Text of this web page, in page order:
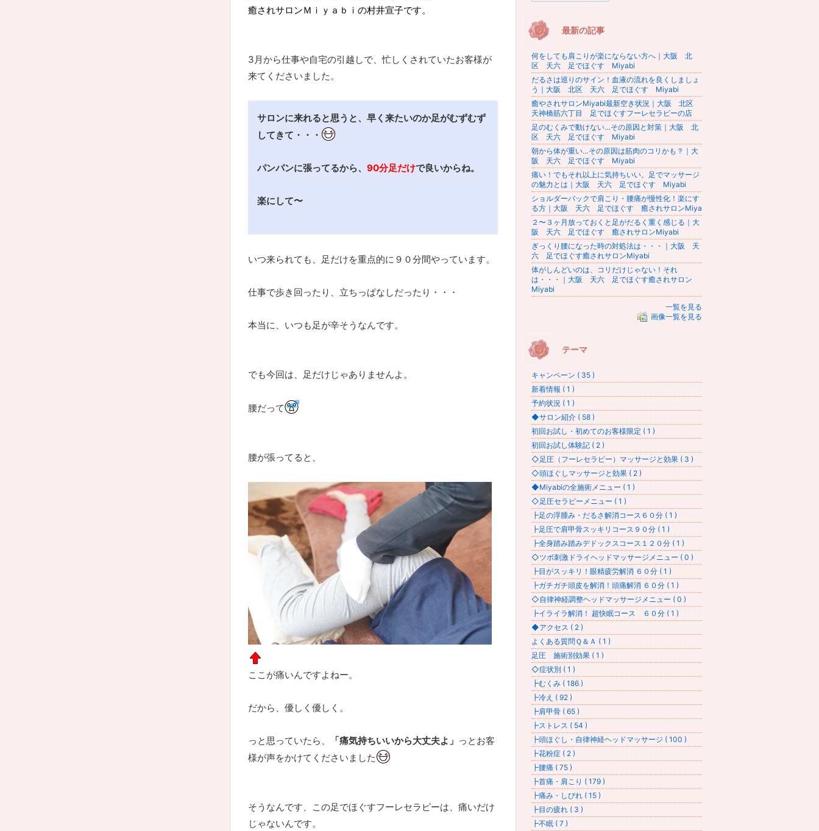
癒されサロンＭｉｙａｂｉの村井宣子です。
3月から仕事や自宅の引越しで、忙しくされていたお客様が
来てくださいました。
サロンに来れると思うと、早く来たいのか足がむずむず
してきて・・・
パンパンに張ってるから、 90分足だけで良いからね。
楽にして〜
いつ来られても、足だけを重点的に９０分間やっています。
仕事で歩き回ったり、立ちっぱなしだったり・・・
本当に、いつも足が辛そうなんです。
でも今回は、足だけじゃありませんよ。
腰だって
腰が張ってると、
ここが痛いんですよねー。
だから、優しく優しく。
っと思っていたら、 「痛気持ちいいから大丈夫よ」 っとお客
様が声をかけてくださいました
そうなんです、この足でほぐすフーレセラピーは、痛いだけ
じゃないんです。
最新の記事
何をしても肩こりが楽にならない方へ｜大阪 北
区 天六 足でほぐす Miyabi
だるさは巡りのサイン！血液の流れを良くしましょ
う｜大阪 北区 天六 足でほぐす Miyabi
癒やされサロンMiyabi最新空き状況｜大阪 北区
天神橋筋六丁目 足でほぐすフーレセラピーの店
足のむくみで動けない…その原因と対策｜大阪 北
区 天六 足でほぐす Miyabi
朝から体が重い…その原因は筋肉のコリかも？｜大
阪 天六 足でほぐす Miyabi
痛い！でもそれ以上に気持ちいい。足でマッサージ
の魅力とは｜大阪 天六 足でほぐす Miyabi
ショルダーバックで肩こり・腰痛が慢性化！楽にす
る方｜大阪 天六 足でほぐす 癒されサロンMiya
２〜３ヶ月放っておくと足がだるく重く感じる｜大
阪 天六 足でほぐす 癒されサロンMiyabi
ぎっくり腰になった時の対処法は・・・｜大阪 天
六 足でほぐす癒されサロンMiyabi
体がしんどいのは、コリだけじゃない！それ
は・・・｜大阪 天六 足でほぐす癒されサロン
Miyabi
一覧を見る
画像一覧を見る
テーマ
キャンペーン ( 35 )
新着情報 ( 1 )
予約状況 ( 1 )
◆サロン紹介 ( 58 )
初回お試し・初めてのお客様限定 ( 1 )
初回お試し体験記 ( 2 )
◇足圧（フーレセラピー）マッサージと効果 ( 3 )
◇頭ほぐしマッサージと効果 ( 2 )
◆Miyabiの全施術メニュー ( 1 )
◇足圧セラピーメニュー ( 1 )
┣足の浮腫み・だるさ解消コース６０分 ( 1 )
┣足圧で肩甲骨スッキリコース９０分 ( 1 )
┣全身踏み踏みデドックスコース１２０分 ( 1 )
◇ツボ刺激ドライヘッドマッサージメニュー ( 0 )
┣目がスッキリ！眼精疲労解消 ６０分 ( 1 )
┣ガチガチ頭皮を解消！頭痛解消 ６０分 ( 1 )
◇自律神経調整ヘッドマッサージメニュー ( 0 )
┣イライラ解消！ 超快眠コース ６０分 ( 1 )
◆アクセス ( 2 )
よくある質問Ｑ＆Ａ ( 1 )
足圧 施術別効果 ( 1 )
◇症状別 ( 1 )
┣むくみ ( 186 )
┣冷え ( 92 )
┣肩甲骨 ( 65 )
┣ストレス ( 54 )
┣頭ほぐし・自律神経ヘッドマッサージ ( 100 )
┣花粉症 ( 2 )
┣腰痛 ( 75 )
┣首痛・肩こり ( 179 )
┣痛み・しびれ ( 15 )
┣目の疲れ ( 3 )
┣不眠 ( 7 )